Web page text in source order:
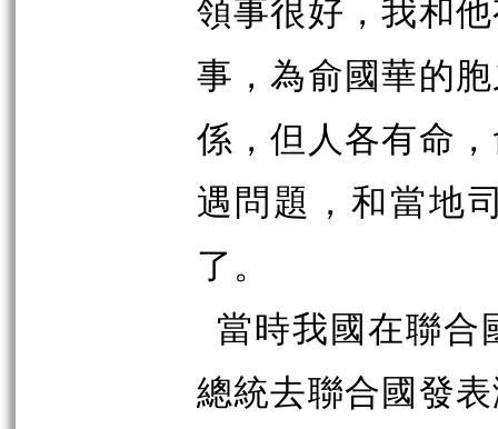
領事很好，我和
事，為俞國華的
係，但人各有命
遇問題，和當地
了。
當時我國在聯合
總統去聯合國發